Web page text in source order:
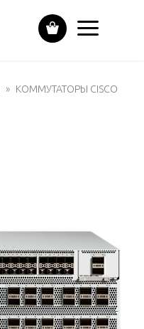
КОММУТАТОРЫ CISCO